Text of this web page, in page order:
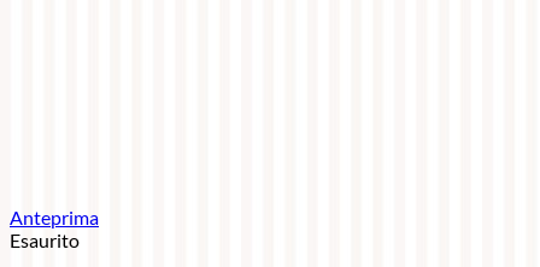
Anteprima
Esaurito